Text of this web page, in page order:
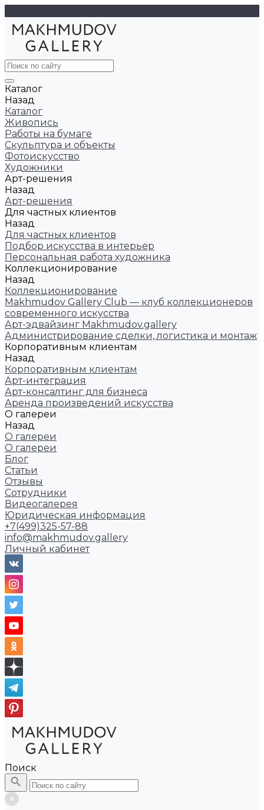
Каталог
Назад
Каталог
Живопись
Работы на бумаге
Скульптура и объекты
Фотоискусство
Художники
Арт-решения
Назад
Арт-решения
Для частных клиентов
Назад
Для частных клиентов
Подбор искусства в интерьер
Персональная работа художника
Коллекционирование
Назад
Коллекционирование
Makhmudov Gallery Club — клуб коллекционеров
современного искусства
Арт-эдвайзинг Makhmudov.gallery
Администрирование сделки, логистика и монтаж
Корпоративным клиентам
Назад
Корпоративным клиентам
Арт-интеграция
Арт-консалтинг для бизнеса
Аренда произведений искусства
О галереи
Назад
О галереи
О галереи
Блог
Статьи
Отзывы
Сотрудники
Видеогалерея
Юридическая информация
+7(499)325-57-88
info@makhmudov.gallery
Личный кабинет
Поиск